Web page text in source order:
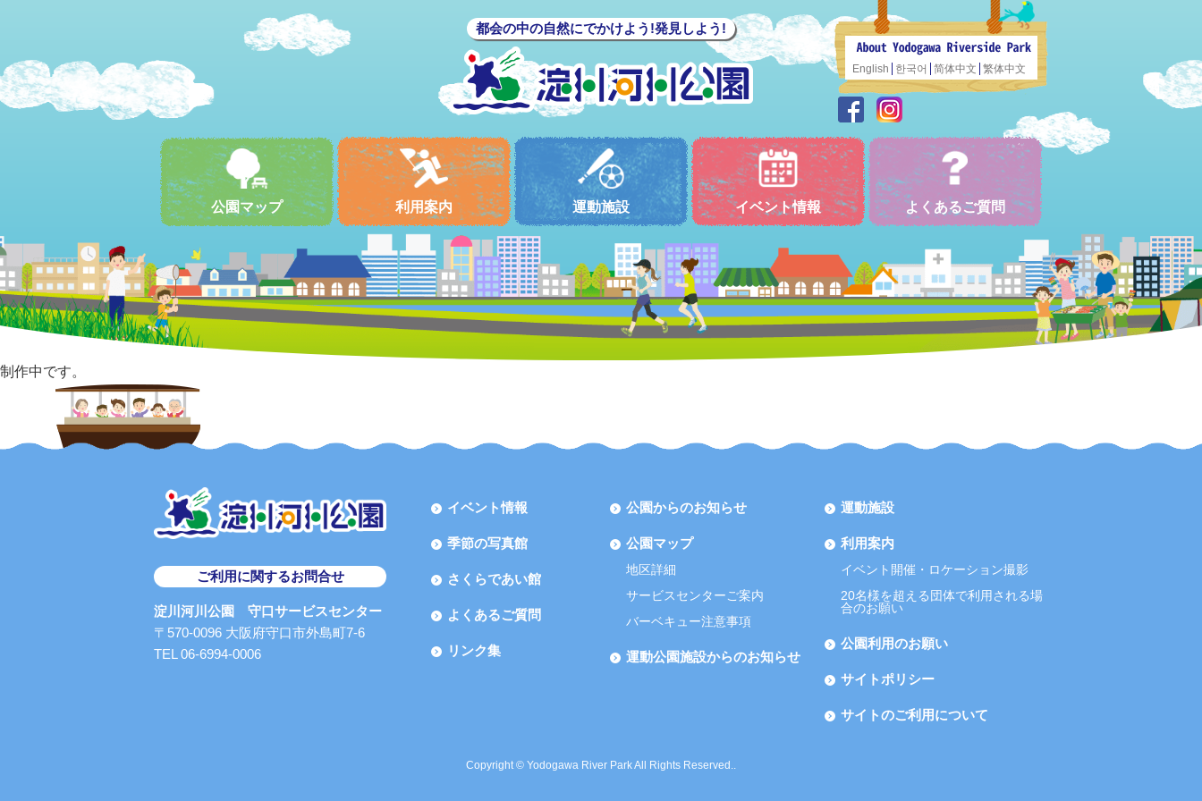
都会の中の自然にでかけよう!発見しよう!
English 한국어 简体中文 繁体中文
公園マップ 利用案内 運動施設 イベント情報 よくあるご質問
制作中です。
ご利用に関するお問合せ
淀川河川公園 守口サービスセンター
〒570-0096 大阪府守口市外島町7-6
TEL 06-6994-0006
イベント情報
季節の写真館
さくらであい館
よくあるご質問
リンク集
公園からのお知らせ
公園マップ
地区詳細
サービスセンターご案内
バーベキュー注意事項
運動公園施設からのお知らせ
運動施設
利用案内
イベント開催・ロケーション撮影
20名様を超える団体で利用される場
合のお願い
公園利用のお願い
サイトポリシー
サイトのご利用について
Copyright © Yodogawa River Park All Rights Reserved..